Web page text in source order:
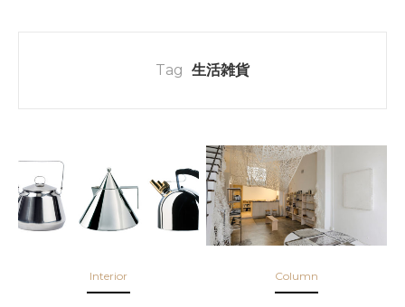
Tag 生活雑貨
Interior Column